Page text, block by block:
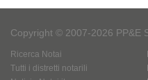
Copyright © 2007-2026 PP&E
Ricerca Notai
Tutti i distretti notarili